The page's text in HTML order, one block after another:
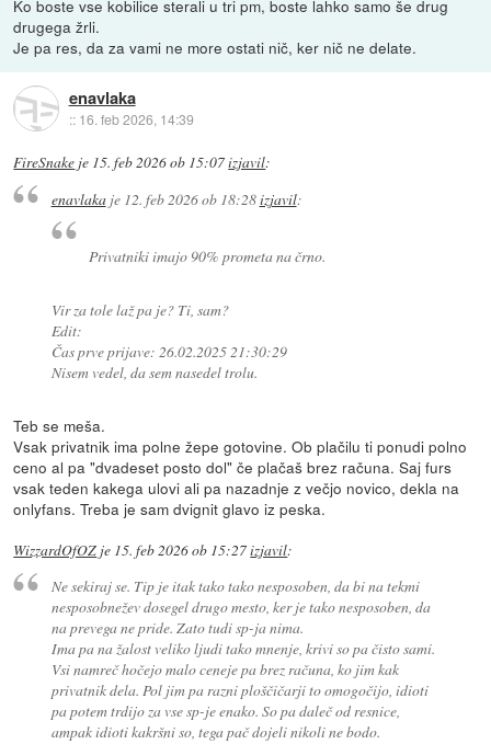
Ko boste vse kobilice sterali u tri pm, boste lahko samo še drug
drugega žrli.
Je pa res, da za vami ne more ostati nič, ker nič ne delate.
enavlaka
:: 16. feb 2026, 14:39
FireSnake je 15. feb 2026 ob 15:07izjavil:
enavlakaje 12. feb 2026 ob 18:28izjavil:
Privatniki imajo 90% prometa na črno.
Vir za tole laž pa je? Ti, sam?
Edit:
Čas prve prijave: 26.02.2025 21:30:29
Nisem vedel, da sem nasedel trolu.
Teb se meša.
Vsak privatnik ima polne žepe gotovine. Ob plačilu ti ponudi polno
ceno al pa "dvadeset posto dol" če plačaš brez računa. Saj furs
vsak teden kakega ulovi ali pa nazadnje z večjo novico, dekla na
onlyfans. Treba je sam dvignit glavo iz peska.
WizzardOfOZ je 15. feb 2026 ob 15:27izjavil:
Ne sekiraj se. Tip je itak tako tako nesposoben, da bi na tekmi
nesposobnežev dosegel drugo mesto, ker je tako nesposoben, da
na prevega ne pride. Zato tudi sp-ja nima.
Ima pa na žalost veliko ljudi tako mnenje, krivi so pa čisto sami.
Vsi namreč hočejo malo ceneje pa brez računa, ko jim kak
privatnik dela. Pol jim pa razni ploščičarji to omogočijo, idioti
pa potem trdijo za vse sp-je enako. So pa daleč od resnice,
ampak idioti kakršni so, tega pač dojeli nikoli ne bodo.